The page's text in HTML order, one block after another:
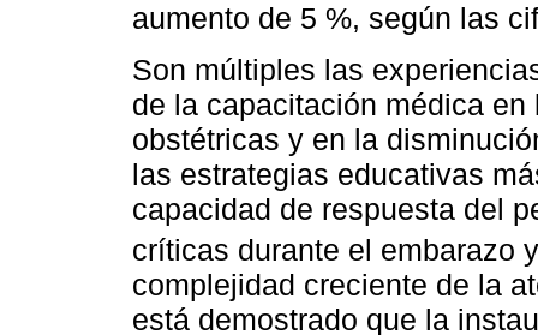
aumento de 5 %, según las
Son múltiples las
de la capacitación médica
obstétricas y en la
las estrategias educativas
capacidad de respuesta del
críticas durante el embarazo
complejidad creciente de la
está demostrado que la